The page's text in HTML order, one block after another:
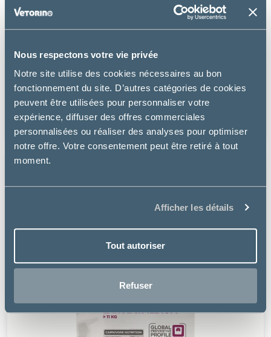
Nous respectons votre vie privée
Notre site utilise des cookies nécessaires au bon
fonctionnement du site. D’autres catégories de cookies
peuvent être utilisées pour personnaliser votre
expérience, diffuser des offres commerciales
personnalisées ou réaliser des analyses pour optimiser
notre offre. Votre consentement peut être retiré à tout
moment.
Afficher les détails
Tout autoriser
Refuser
Virbac
ADULT NEUTERED DOG SMALL & TOY
6.49€